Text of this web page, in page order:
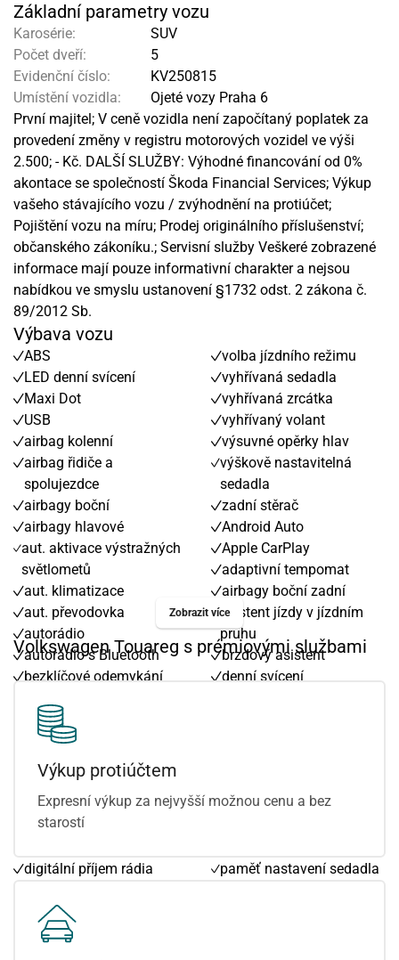
Základní parametry vozu
Karosérie:
SUV
Počet dveří:
5
Evidenční číslo:
KV250815
Umístění vozidla:
Ojeté vozy Praha 6
První majitel; V ceně vozidla není započítaný poplatek za
provedení změny v registru motorových vozidel ve výši
2.500; - Kč. DALŠÍ SLUŽBY: Výhodné financování od 0%
akontace se společností Škoda Financial Services; Výkup
vašeho stávajícího vozu / zvýhodnění na protiúčet;
Pojištění vozu na míru; Prodej originálního příslušenství;
občanského zákoníku.; Servisní služby Veškeré zobrazené
informace mají pouze informativní charakter a nejsou
nabídkou ve smyslu ustanovení §1732 odst. 2 zákona č.
89/2012 Sb.
Výbava vozu
ABS
LED denní svícení
Maxi Dot
USB
airbag kolenní
airbag řidiče a
spolujezdce
airbagy boční
airbagy hlavové
aut. aktivace výstražných
světlometů
aut. klimatizace
aut. převodovka
autorádio
autorádio s Bluetooth
bezklíčové odemykání
bezklíčové startování a
odemykání
bluetooth
centrál dálkový
centrální zamykání
deaktivace airbagu
digitální příjem rádia
dojezdové rezervní kolo
dvouzónová klimatizace
volba jízdního režimu
vyhřívaná sedadla
vyhřívaná zrcátka
vyhřívaný volant
výsuvné opěrky hlav
výškově nastavitelná
sedadla
zadní stěrač
Android Auto
Apple CarPlay
adaptivní tempomat
airbagy boční zadní
asistent jízdy v jízdním
pruhu
brzdový asistent
denní svícení
kožená sedadla
paměť nastavení sedadla
Zobrazit více
Volkswagen Touareg s prémiovými službami
Výkup protiúčtem
Expresní výkup za nejvyšší možnou cenu a bez
starostí